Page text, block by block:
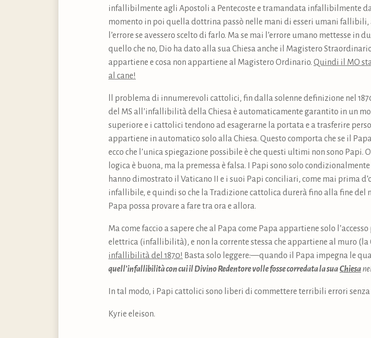
infallibilmente agli Apostoli a Pentecoste e tramandata infallibilmente
momento in poi quella dottrina passò nelle mani di esseri umani
l’errore se avessero scelto di farlo. Ma se mai l’errore umano mettesse
quello che no, Dio ha dato alla sua Chiesa anche il Magistero
appartiene e cosa non appartiene al Magistero Ordinario. Quindi il MO
al cane!
ll problema di innumerevoli cattolici, fin dalla solenne definizione nel
del MS all’infallibilità della Chiesa è automaticamente garantito in un
superiore e i cattolici tendono ad esagerarne la portata e a trasferire
appartiene in automatico solo alla Chiesa. Questo comporta che se il
ecco che l’unica spiegazione possibile è che questi ultimi non sono Papi.
logica è buona, ma la premessa è falsa. I Papi sono solo
hanno dimostrato il Vaticano II e i suoi Papi conciliari, come mai prima
infallibile, e quindi so che la Tradizione cattolica durerà fino alla fine del
Papa possa provare a fare tra ora e allora.
Ma come faccio a sapere che al Papa come Papa appartiene solo
elettrica (infallibilità), e non la corrente stessa che appartiene al muro (la
infallibilità del 1870! Basta solo leggere: —quando il Papa impegna le
quell’infallibilità con cui il Divino Redentore volle fosse corredata la suaChiesa
In tal modo, i Papi cattolici sono liberi di commettere terribili errori senza
Kyrie eleison.